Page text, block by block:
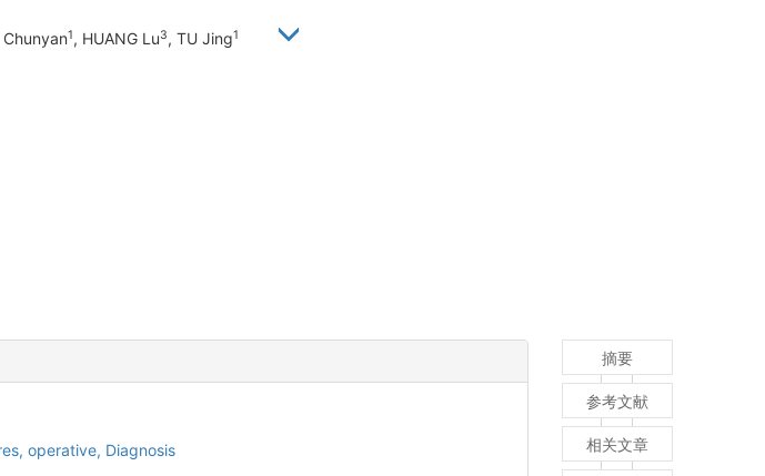
Chunyan1, HUANG Lu3, TU Jing1
operative, Diagnosis
摘要
参考文献
相关文章